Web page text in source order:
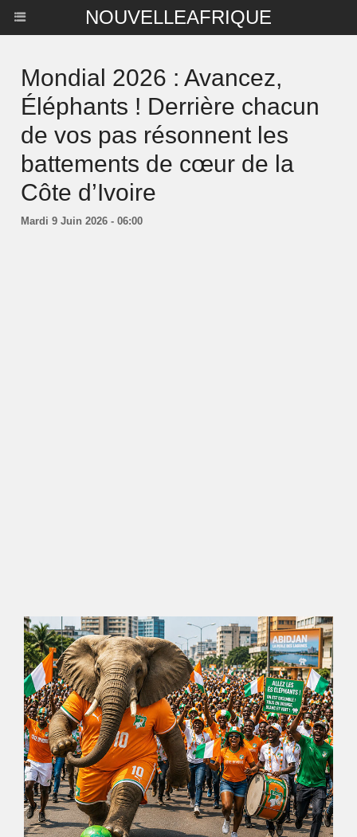
NOUVELLEAFRIQUE
Mondial 2026 : Avancez,
Éléphants ! Derrière chacun
de vos pas résonnent les
battements de cœur de la
Côte d’Ivoire
Mardi 9 Juin 2026 - 06:00